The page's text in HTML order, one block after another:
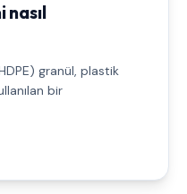
granül, plastik
bir